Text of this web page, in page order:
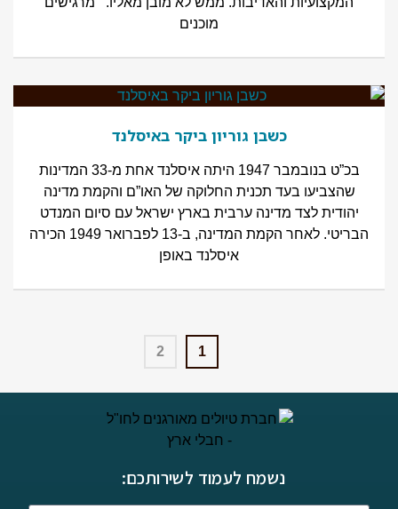
מוכנים
כשבן גוריון ביקר באיסלנד
בכ”ט בנובמבר 1947 היתה איסלנד אחת מ-33 המדינות
שהצביעו בעד תכנית החלוקה של האו”ם והקמת מדינה
יהודית לצד מדינה ערבית בארץ ישראל עם סיום המנדט
הבריטי. לאחר הקמת המדינה, ב-13 לפברואר 1949 הכירה
איסלנד באופן
1
2
נשמח לעמוד לשירותכם: